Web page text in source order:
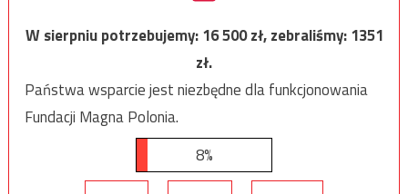
W sierpniu potrzebujemy:16 500zł, zebraliśmy:1351
zł.
Państwa wsparcie jest niezbędne dla funkcjonowania
Fundacji Magna Polonia.
8%